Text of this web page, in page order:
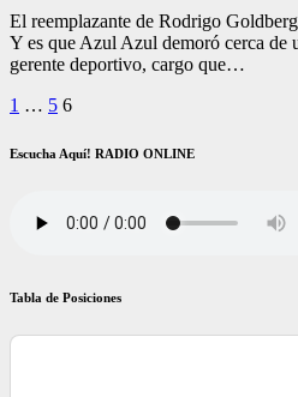
El reemplazante de Rodrigo
Y es que Azul Azul demoró cerca de
gerente deportivo, cargo que…
Paginación
de
1 … 5 6
Escucha Aquí! RADIO ONLINE
Tabla de Posiciones